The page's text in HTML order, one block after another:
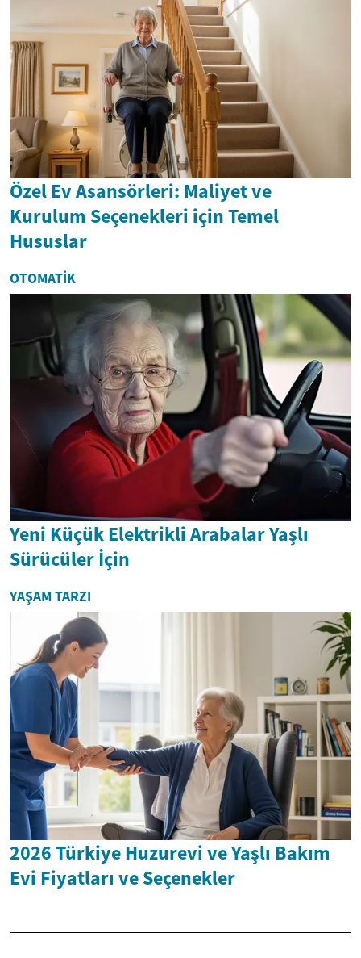
Özel Ev Asansörleri: Maliyet ve
Kurulum Seçenekleri için Temel
Hususlar
OTOMATIK
Yeni Küçük Elektrikli Arabalar Yaşlı
Sürücüler İçin
YAŞAM TARZI
2026 Türkiye Huzurevi ve Yaşlı Bakım
Evi Fiyatları ve Seçenekler